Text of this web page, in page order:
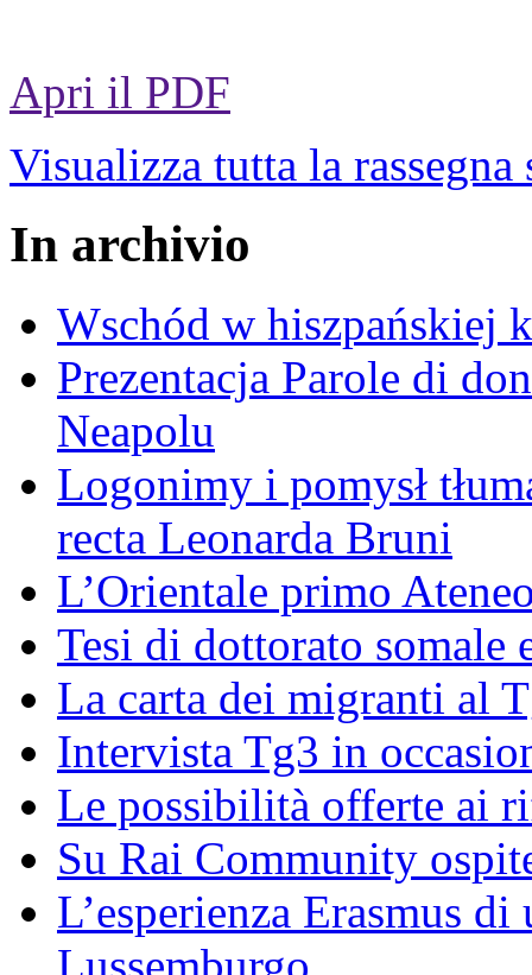
Apri il PDF
Visualizza tutta la rassegna
In archivio
Wschód w hiszpańskiej
Prezentacja Parole di
Neapolu
Logonimy i pomysł
recta Leonarda Bruni
L’Orientale primo
Tesi di dottorato somale
La carta dei migranti al
Intervista Tg3 in
Le possibilità offerte ai
Su Rai Community
L’esperienza Erasmus